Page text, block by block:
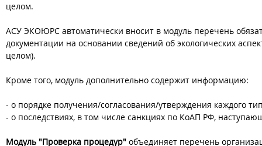
целом.
АСУ ЭКОЮРС автоматически вносит в модуль перечень
документации на основании сведений об экологических
целом).
Кроме того, модуль дополнительно содержит информацию:
- о порядке получения/согласования/утверждения каждого
- о последствиях, в том числе санкциях по КоАП РФ,
Модуль "Проверка процедур" объединяет перечень